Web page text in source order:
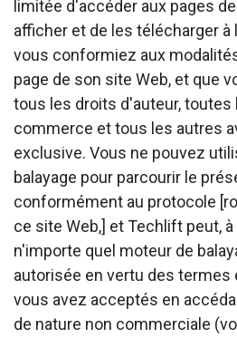
limitée d'accéder aux pages
afficher et de les télécharger à
vous conformiez aux
page de son site Web, et que
tous les droits d'auteur, toutes
commerce et tous les autres
exclusive. Vous ne pouvez
balayage pour parcourir le
conformément au protocole
ce site Web,] et Techlift peut,
n'importe quel moteur de
autorisée en vertu des termes
vous avez acceptés en
de nature non commerciale